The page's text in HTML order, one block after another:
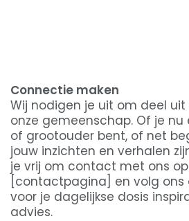
Connectie maken
Wij nodigen je uit om deel
onze gemeenschap. Of je
of grootouder bent, of net
jouw inzichten en verhalen
je vrij om contact met ons
[contactpagina] en volg
voor je dagelijkse dosis
advies.